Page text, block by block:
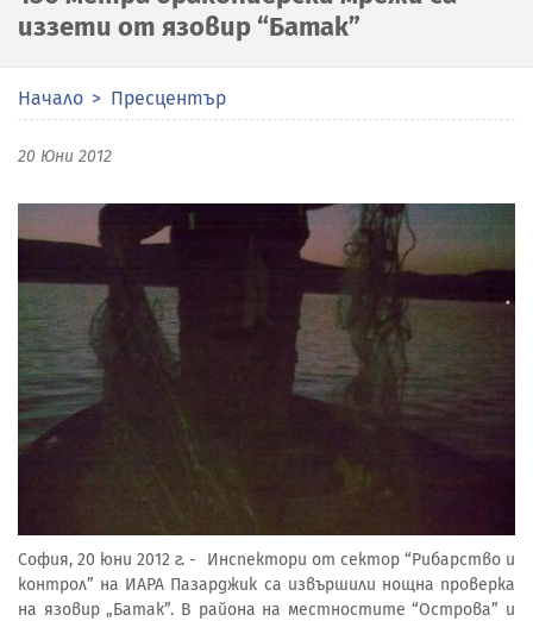
иззети от язовир “Батак”
Начало Пресцентър
20 Юни 2012
София, 20 юни 2012 г. - Инспектори от сектор “Рибарство и
контрол” на ИАРА Пазарджик са извършили нощна проверка
на язовир „Батак”. В района на местностите “Острова” и